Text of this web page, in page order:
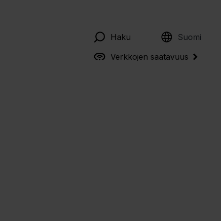
Haku Suomi
English
Verkkojen saatavuus